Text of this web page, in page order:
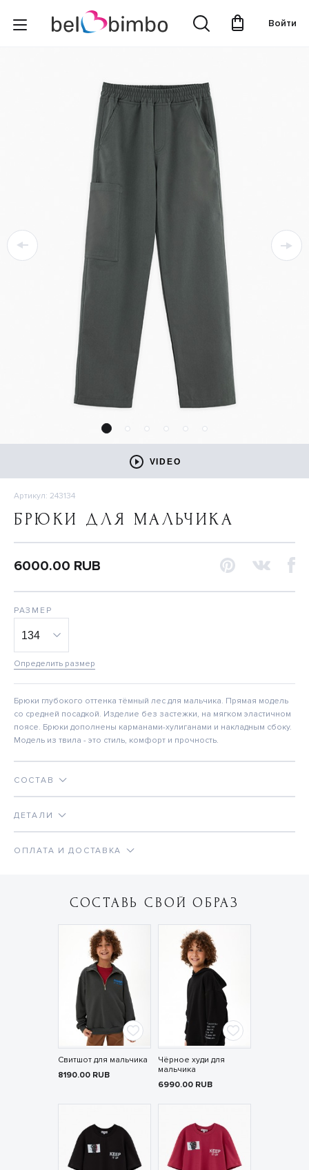
Войти
VIDEO
Артикул: 243134
БРЮКИ ДЛЯ МАЛЬЧИКА
6000.00 RUB
РАЗМЕР
Определить размер
Брюки глубокого оттенка тёмный лес для мальчика. Прямая модель
со средней посадкой. Изделие без застежки, на мягком эластичном
поясе. Брюки дополнены карманами-хулиганами и накладным сбоку.
Модель из твила - это стиль, комфорт и прочность.
СОСТАВ
ДЕТАЛИ
ОПЛАТА И ДОСТАВКА
СОСТАВЬ СВОЙ ОБРАЗ
Свитшот для мальчика
8190.00 RUB
Чёрное худи для
мальчика
6990.00 RUB